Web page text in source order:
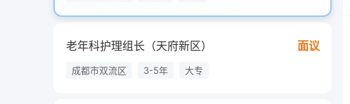
老年科护理组长（天府新区） 面议
成都市双流区 3-5年 大专